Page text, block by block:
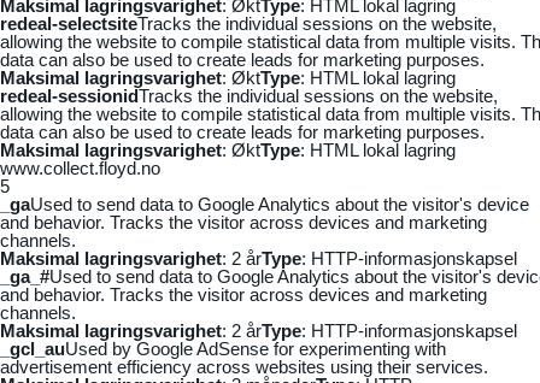
Maksimal lagringsvarighet: ØktType: HTML lokal lagring
redeal-selectsiteTracks the individual sessions on the website,
allowing the website to compile statistical data from multiple visits.
data can also be used to create leads for marketing purposes.
Maksimal lagringsvarighet: ØktType: HTML lokal lagring
redeal-sessionidTracks the individual sessions on the website,
allowing the website to compile statistical data from multiple visits.
data can also be used to create leads for marketing purposes.
Maksimal lagringsvarighet: ØktType: HTML lokal lagring
www.collect.floyd.no
5
_gaUsed to send data to Google Analytics about the visitor's device
and behavior. Tracks the visitor across devices and marketing
channels.
Maksimal lagringsvarighet: 2 årType: HTTP-informasjonskapsel
_ga_#Used to send data to Google Analytics about the visitor's
and behavior. Tracks the visitor across devices and marketing
channels.
Maksimal lagringsvarighet: 2 årType: HTTP-informasjonskapsel
_gcl_auUsed by Google AdSense for experimenting with
advertisement efficiency across websites using their services.